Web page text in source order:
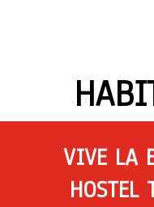
VIVE LA
HOSTEL